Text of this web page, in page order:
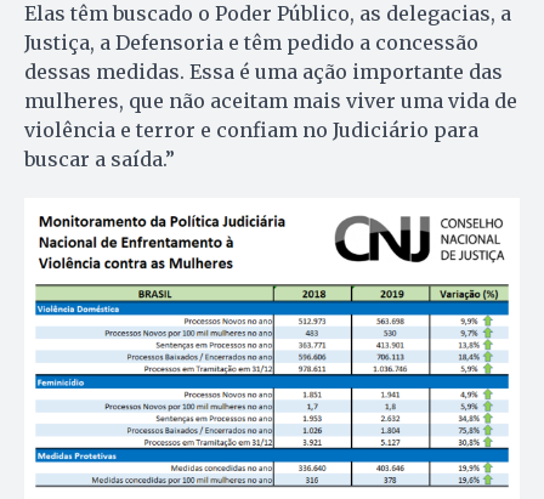
Elas têm buscado o Poder Público, as delegacias, a
Justiça, a Defensoria e têm pedido a concessão
dessas medidas. Essa é uma ação importante das
mulheres, que não aceitam mais viver uma vida de
violência e terror e confiam no Judiciário para
buscar a saída.”